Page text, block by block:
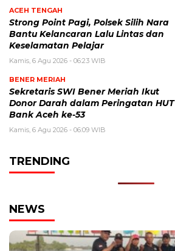
ACEH TENGAH
Strong Point Pagi, Polsek Silih Nara
Bantu Kelancaran Lalu Lintas dan
Keselamatan Pelajar
Kamis, 6 Agu 2026 - 06:23 WIB
BENER MERIAH
Sekretaris SWI Bener Meriah Ikut
Donor Darah dalam Peringatan HUT
Bank Aceh ke-53
Kamis, 6 Agu 2026 - 06:09 WIB
TRENDING
NEWS